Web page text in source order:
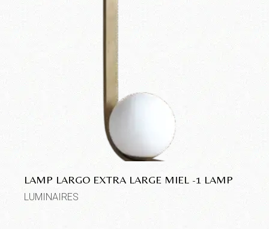
LAMP LARGO EXTRA LARGE MIEL -1 LAMP
LUMINAIRES